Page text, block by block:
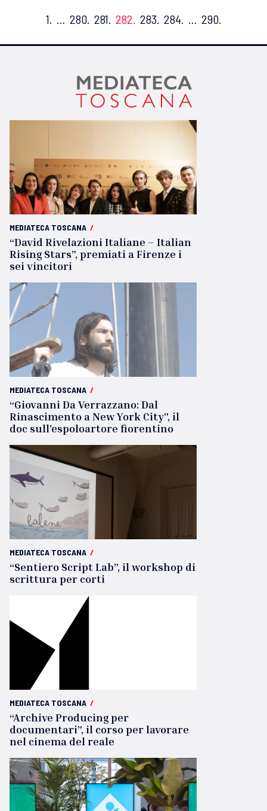
1. … 280. 281. 282. 283. 284. … 290.
MEDIATECA TOSCANA /
“David Rivelazioni Italiane – Italian
Rising Stars”, premiati a Firenze i
sei vincitori
MEDIATECA TOSCANA /
“Giovanni Da Verrazzano: Dal
Rinascimento a New York City”, il
doc sull’espoloartore fiorentino
MEDIATECA TOSCANA /
“Sentiero Script Lab”, il workshop di
scrittura per corti
MEDIATECA TOSCANA /
“Archive Producing per
documentari”, il corso per lavorare
nel cinema del reale